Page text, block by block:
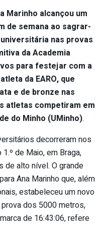
Marinho alcançou um
de semana ao sagrar-
nas provas
da Academia
para festejar com a
da EARO, que
e de bronze nas
atletas competiram em
do Minho (UMinho).
decorreram nos
de Maio, em Braga,
de alto nível. O grande
Ana Marinho que, além
estabeleceu um novo
dos 5000 metros,
de 16:43:06, refere